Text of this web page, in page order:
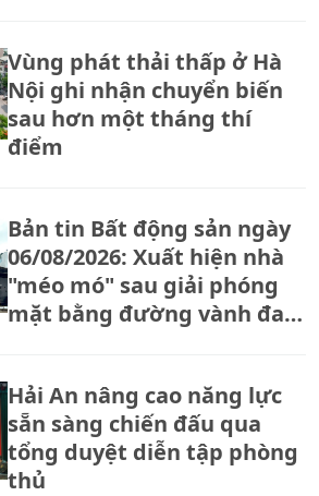
Vùng phát thải thấp ở Hà
Nội ghi nhận chuyển biến
sau hơn một tháng thí
điểm
Bản tin Bất động sản ngày
06/08/2026: Xuất hiện nhà
"méo mó" sau giải phóng
mặt bằng đường vành đai
Hải An nâng cao năng lực
sẵn sàng chiến đấu qua
tổng duyệt diễn tập phòng
thủ